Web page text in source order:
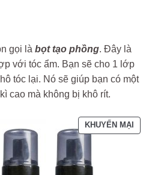
gọi là bọt tạo phồng. Đây là
với tóc ẩm. Bạn sẽ cho 1 lớp
tóc lại. Nó sẽ giúp bạn có một
cao mà không bị khô rít.
KHUYẾN MẠISẢN